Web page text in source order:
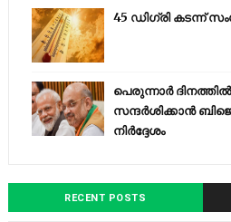
45 ഡിഗ്രി കടന്ന്
പെരുന്നാര്‍
സന്ദര്‍ശിക്കാന്‍
നിര്‍ദ്ദേശം
RECENT POSTS